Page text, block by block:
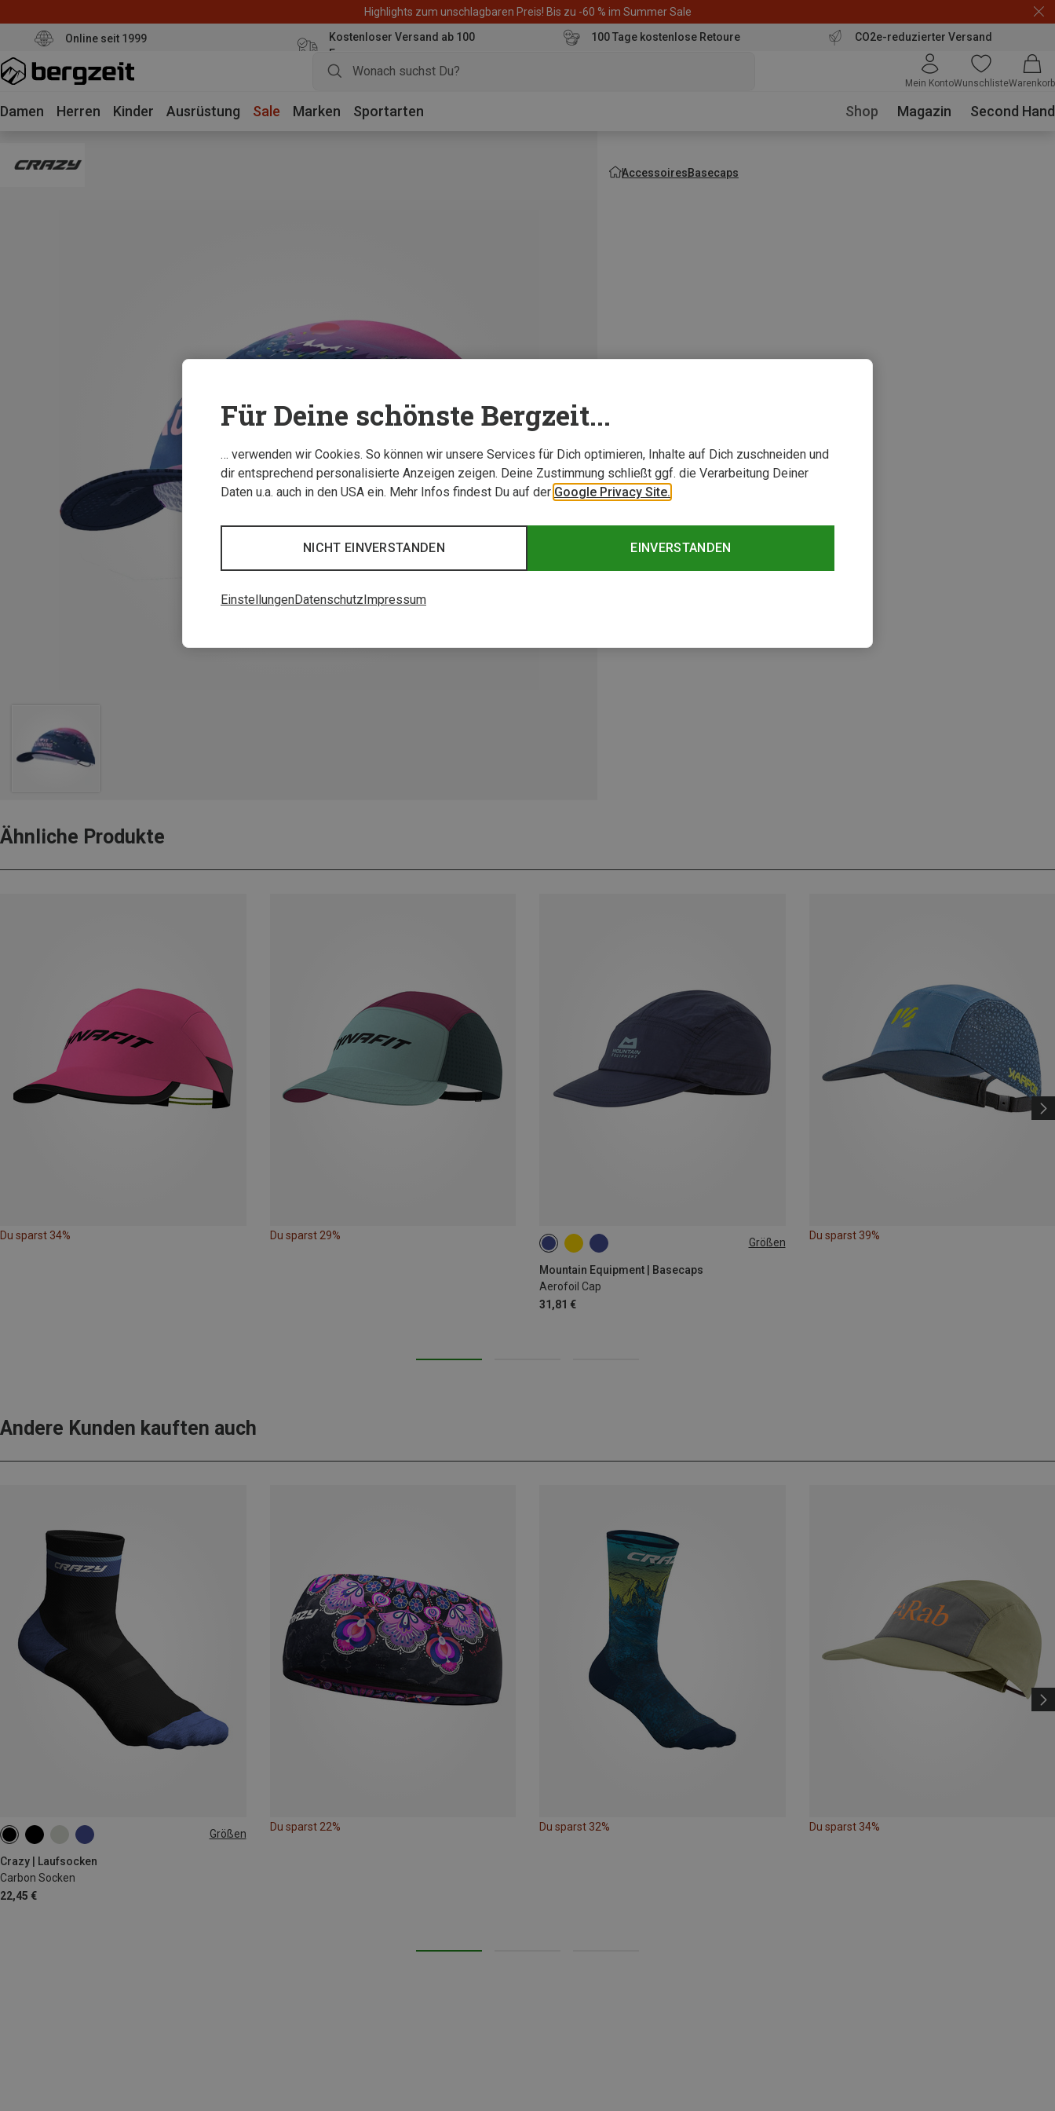
Highlights zum unschlagbaren Preis! Bis zu -60 % im Summer Sale
Online seit 1999
Kostenloser Versand ab 100
Euro
100 Tage kostenlose Retoure CO2e-reduzierter Versand
Mein KontoWunschlisteWarenkorb
Damen Herren Kinder Ausrüstung Sale Marken Sportarten Shop Magazin Second Hand
AccessoiresBasecaps
Ähnliche Produkte
Du sparst 34% Du sparst 29%
Größen
Mountain Equipment | Basecaps
Aerofoil Cap
31,81 €
ONE SIZE
Du sparst 39%
Andere Kunden kauften auch
Größen
Crazy | Laufsocken
Carbon Socken
22,45 €
39|40|41|42
Du sparst 22% Du sparst 32% Du sparst 34%
Für Deine schönste Bergzeit...
… verwenden wir Cookies. So können wir unsere Services für Dich optimieren, Inhalte auf Dich zuschneiden und
dir entsprechend personalisierte Anzeigen zeigen. Deine Zustimmung schließt ggf. die Verarbeitung Deiner
Daten u.a. auch in den USA ein. Mehr Infos findest Du auf der Google Privacy Site.
EINVERSTANDEN
NICHT EINVERSTANDEN
EinstellungenDatenschutz Impressum